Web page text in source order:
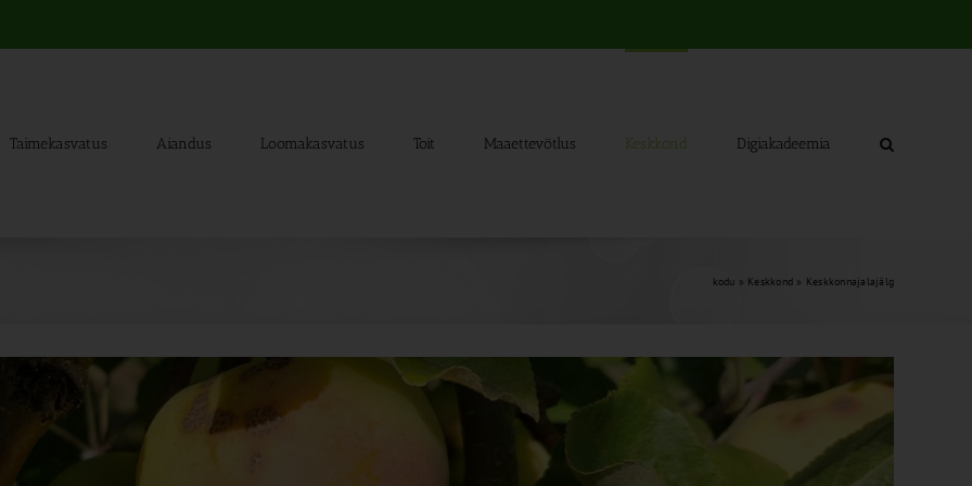
Taimekasvatus Aiandus Loomakasvatus Toit Maaettevõtlus Keskkond Digiakadeemia
kodu » Keskkond » Keskkonnajalajälg